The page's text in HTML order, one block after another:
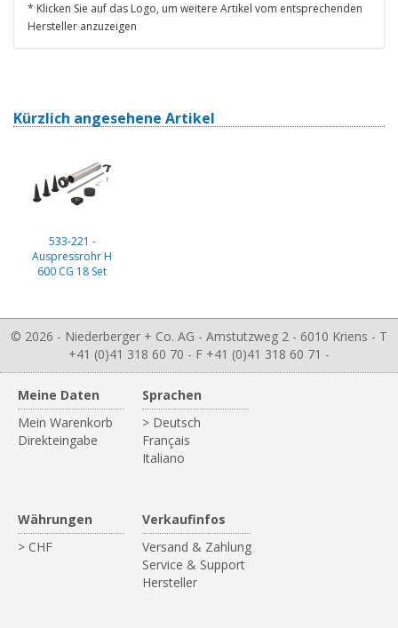
* Klicken Sie auf das Logo, um weitere Artikel vom entsprechenden
Hersteller anzuzeigen
Kürzlich angesehene Artikel
533-221 -
Auspressrohr H
600 CG 18 Set
© 2026 - Niederberger + Co. AG - Amstutzweg 2 - 6010 Kriens - T
+41 (0)41 318 60 70 - F +41 (0)41 318 60 71 -
Meine Daten
Mein Warenkorb
Direkteingabe
Sprachen
> Deutsch
Français
Italiano
Währungen
> CHF
Verkaufinfos
Versand & Zahlung
Service & Support
Hersteller